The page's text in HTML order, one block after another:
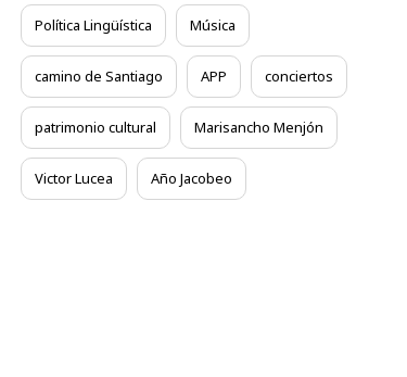
Política Lingüística Música
camino de Santiago APP conciertos
patrimonio cultural Marisancho Menjón
Victor Lucea Año Jacobeo